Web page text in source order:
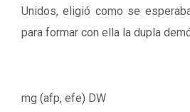
Unidos, eligió como se
para formar con ella la dupla
mg (afp, efe) DW